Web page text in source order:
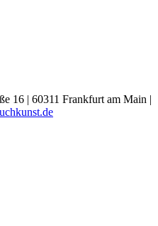
16 | 60311 Frankfurt am Main |